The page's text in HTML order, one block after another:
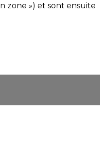
zone ») et sont ensuite